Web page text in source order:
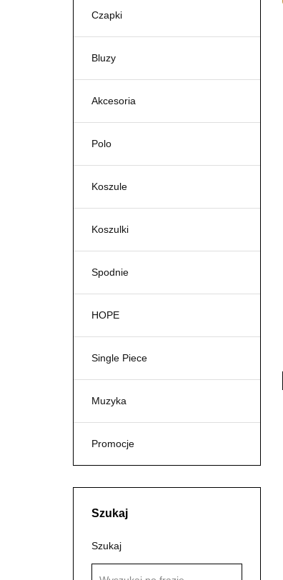
Czapki
Bluzy
Akcesoria
Polo
Koszule
Koszulki
Spodnie
HOPE
Single Piece
Muzyka
Promocje
Szukaj
Szukaj